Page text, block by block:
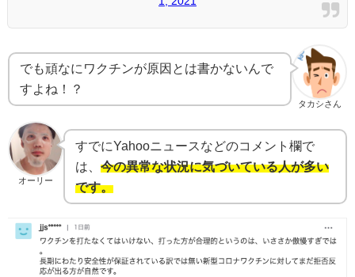
タカシさん
でも頑なにワクチンが原因とは書かないんで
すよね！？
オーリー
すでにYahooニュースなどのコメント欄で
は、 今の異常な状況に気づいている人が多い
です。